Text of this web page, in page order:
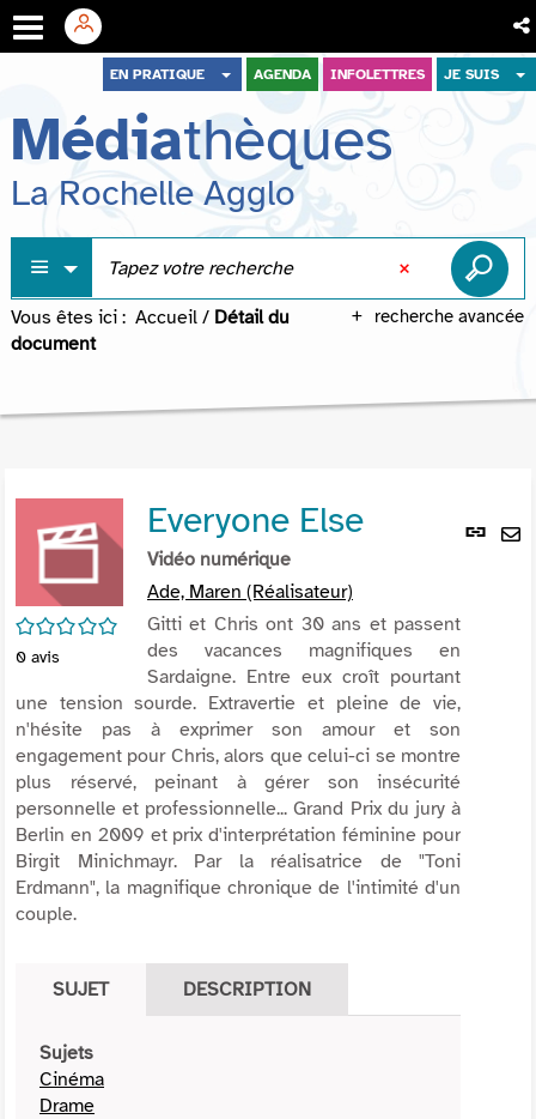
menu
contenu
recherche
EN PRATIQUE AGENDA INFOLETTRES JE SUIS
Médiathèques
La Rochelle Agglo
recherche avancée
Vous êtes ici : Accueil / Détail du
document
Lien
/5
0 avis
Everyone Else
Vidéo numérique
Ade, Maren (Réalisateur)
Gitti et Chris ont 30 ans et passent
des vacances magnifiques en
Sardaigne. Entre eux croît pourtant
une tension sourde. Extravertie et pleine de vie,
n'hésite pas à exprimer son amour et son
engagement pour Chris, alors que celui-ci se montre
plus réservé, peinant à gérer son insécurité
personnelle et professionnelle... Grand Prix du jury à
Berlin en 2009 et prix d'interprétation féminine pour
Birgit Minichmayr. Par la réalisatrice de "Toni
Erdmann", la magnifique chronique de l'intimité d'un
couple.
SUJET DESCRIPTION
Sujets
Cinéma
Drame